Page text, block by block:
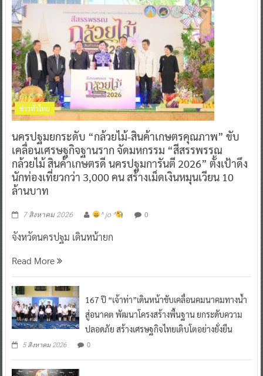
ข่าวทั่วไทย
นครปฐมยกระดับ “กล้วยไม้-สินค้าเกษตรคุณภาพ” ขับ
เคลื่อนเศรษฐกิจฐานราก จัดมหกรรม “สีสรรพรรณ
กล้วยไม้ สินค้าเกษตรดี นครปฐมการันตี 2026” ตั้งเป้าดึง
นักท่องเที่ยวกว่า 3,000 คน สร้างเม็ดเงินหมุนเวียน 10
ล้านบาท
7 สิงหาคม 2026 ^ jo ^ 0
จังหวัดนครปฐม เดินหน้ายก
Read More
167 ปี “เจ้าท่า”เดินหน้าขับเคลื่อนคมนาคมทางน้ำ
สู่อนาคต พัฒนาโครงสร้างพื้นฐาน ยกระดับความ
ปลอดภัย สร้างเศรษฐกิจไทยเติบโตอย่างยั่งยืน
5 สิงหาคม 2026 0